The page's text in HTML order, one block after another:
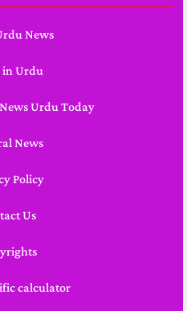
News
Urdu
Urdu Today
News
Policy
Us
calculator